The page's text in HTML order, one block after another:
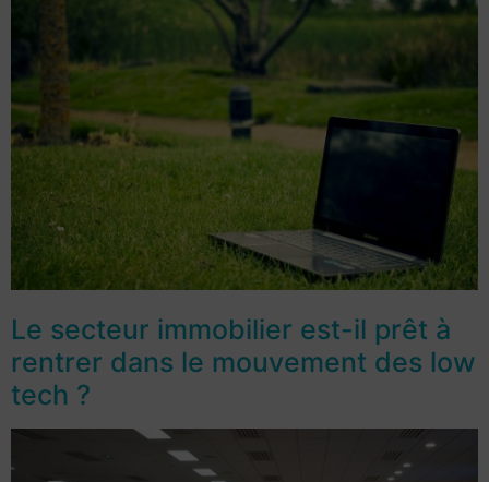
Le secteur immobilier est-il prêt à
rentrer dans le mouvement des low
tech ?